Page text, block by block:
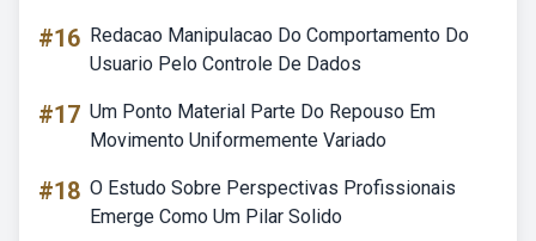
#16 Redacao Manipulacao Do Comportamento Do
Usuario Pelo Controle De Dados
#17 Um Ponto Material Parte Do Repouso Em
Movimento Uniformemente Variado
#18 O Estudo Sobre Perspectivas Profissionais
Emerge Como Um Pilar Solido